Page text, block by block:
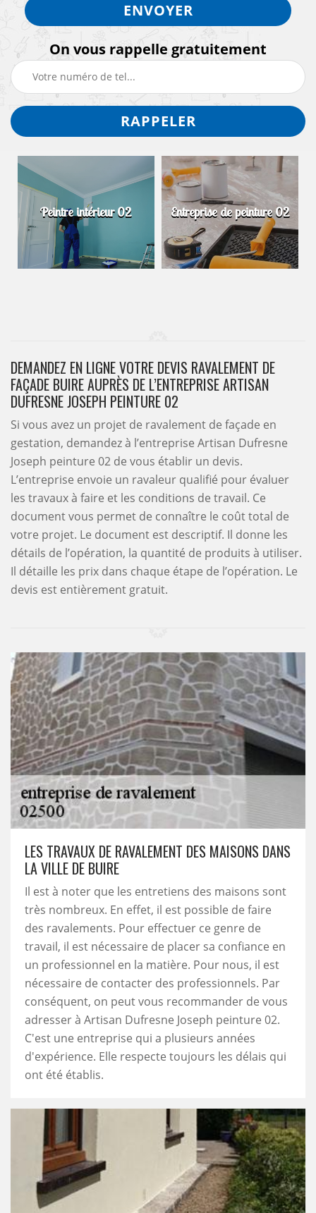
On vous rappelle gratuitement
Peintre intérieur 02 Entreprise de peinture 02
DEMANDEZ EN LIGNE VOTRE DEVIS RAVALEMENT DE
FAÇADE BUIRE AUPRÈS DE L’ENTREPRISE ARTISAN
DUFRESNE JOSEPH PEINTURE 02
Si vous avez un projet de ravalement de façade en
gestation, demandez à l’entreprise Artisan Dufresne
Joseph peinture 02 de vous établir un devis.
L’entreprise envoie un ravaleur qualifié pour évaluer
les travaux à faire et les conditions de travail. Ce
document vous permet de connaître le coût total de
votre projet. Le document est descriptif. Il donne les
détails de l’opération, la quantité de produits à utiliser.
Il détaille les prix dans chaque étape de l’opération. Le
devis est entièrement gratuit.
LES TRAVAUX DE RAVALEMENT DES MAISONS DANS
LA VILLE DE BUIRE
Il est à noter que les entretiens des maisons sont
très nombreux. En effet, il est possible de faire
des ravalements. Pour effectuer ce genre de
travail, il est nécessaire de placer sa confiance en
un professionnel en la matière. Pour nous, il est
nécessaire de contacter des professionnels. Par
conséquent, on peut vous recommander de vous
adresser à Artisan Dufresne Joseph peinture 02.
C'est une entreprise qui a plusieurs années
d'expérience. Elle respecte toujours les délais qui
ont été établis.